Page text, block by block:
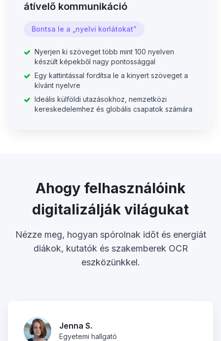
átívelő kommunikáció
Bontsa le a „nyelvi korlátokat”
Nyerjen ki szöveget több mint 100 nyelven
készült képekből nagy pontossággal
Egy kattintással fordítsa le a kinyert szöveget a
kívánt nyelvre
Ideális külföldi utazásokhoz, nemzetközi
kereskedelemhez és globális csapatok számára
Ahogy felhasználóink
digitalizálják világukat
Nézze meg, hogyan spórolnak időt és energiát
diákok, kutatók és szakemberek OCR
eszközünkkel.
Jenna S.
Egyetemi hallgató